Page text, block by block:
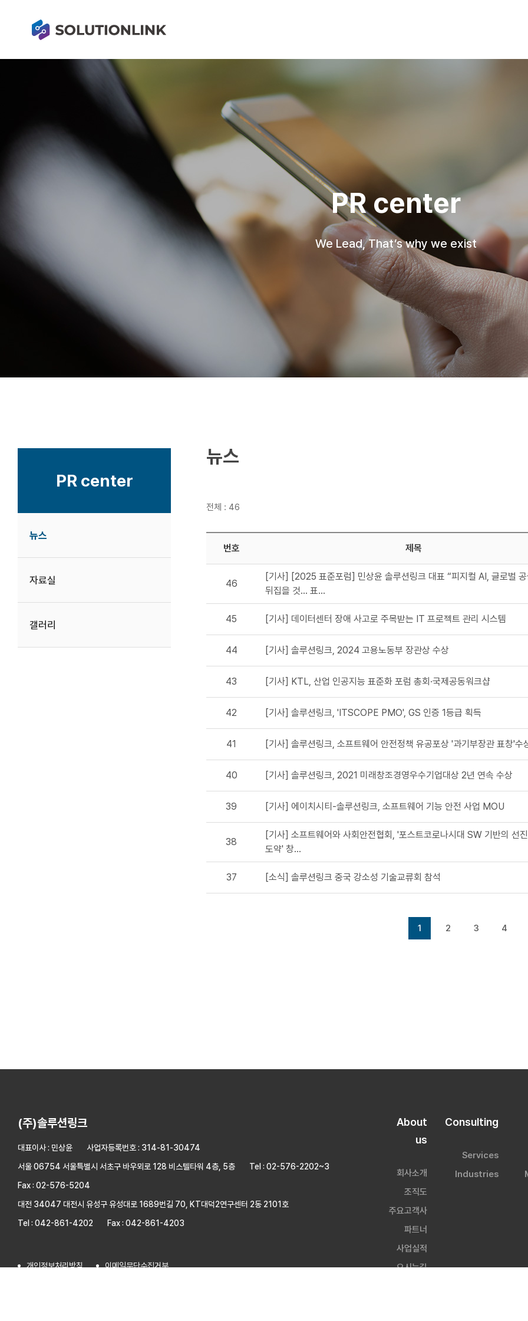
PR center
We Lead, That’s why we exist
PR center
뉴스
자료실
갤러리
뉴스
전체 : 46
번호 제목
46
[기사] [2025 표준포럼] 민상윤 솔루션링크 대표 “피지컬 AI, 글로벌
뒤집을 것… 표...
45 [기사] 데이터센터 장애 사고로 주목받는 IT 프로젝트 관리 시스템
44 [기사] 솔루션링크, 2024 고용노동부 장관상 수상
43 [기사] KTL, 산업 인공지능 표준화 포럼 총회·국제공동워크샵
42 [기사] 솔루션링크, 'ITSCOPE PMO', GS 인증 1등급 획득
41 [기사] 솔루션링크, 소프트웨어 안전정책 유공포상 '과기부장관 표창'수
40 [기사] 솔루션링크, 2021 미래창조경영우수기업대상 2년 연속 수상
39 [기사] 에이치시티-솔루션링크, 소프트웨어 기능 안전 사업 MOU
38
[기사] 소프트웨어와 사회안전협회, '포스트코로나시대 SW 기반의 선
도약' 창...
37 [소식] 솔루션링크 중국 강소성 기술교류회 참석
1 2 3 4
(주)솔루션링크
대표이사 : 민상윤
사업자등록번호 : 314-81-30474
서울 06754 서울특별시 서초구 바우뫼로 128 비스텔타워 4층, 5층
Tel : 02-576-2202~3
Fax : 02-576-5204
대전 34047 대전시 유성구 유성대로 1689번길 70, KT대덕2연구센터 2동 2101호
Tel : 042-861-4202
Fax : 042-861-4203
개인정보처리방침
이메일무단수집거부
About
us
회사소개
조직도
주요고객사
파트너
사업실적
오시는길
Consulting
Services
Industries